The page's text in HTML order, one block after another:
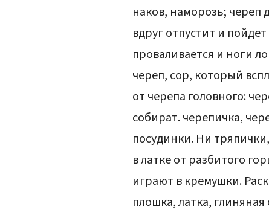
наков, наморозь; череп
вдруг отпустит и
проваливается и ноги
череп, сор, который
от черепа головного:
собират. черепичка,
посудинки. Ни
в латке от разбитого
играют в кремушки.
плошка, латка,